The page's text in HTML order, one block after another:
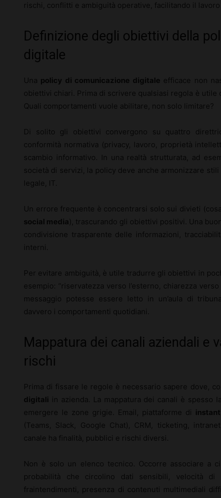
rischi, conflitti e ambiguità operative, facilitando il
Definizione degli obiettivi della
digitale
Una policy di comunicazione digitale efficace non
obiettivi chiari. Prima di scrivere qualsiasi regola è
Quali comportamenti vuole abilitare, non solo limitare?
Di solito gli obiettivi convergono su quattro
conformità normativa (privacy, lavoro, proprietà
scambio informativo. In una realtà strutturata, ad
società di servizi, la policy deve anche armonizzare
legale, IT.
Un errore frequente è concentrarsi solo sui divieti
social media ), trascurando gli obiettivi positivi. Una
condivisione trasparente delle informazioni,
interni.
Per evitare ambiguità, è utile tradurre gli obiettivi in
esempio: “riservatezza verso l’esterno, chiarezza
messaggio potesse essere letto in un’aula di
davvero i comportamenti quotidiani.
Mappatura dei canali aziendali e
rischi
Prima di fissare le regole è necessario sapere dove,
digitali in azienda. La mappatura dei canali è spesso
emergere le zone grigie. Email, piattaforme di
(Teams, Slack, Google Chat), CRM, ticketing,
canale ha finalità, pubblici e rischi diversi.
Non è solo un elenco tecnico. Occorre associare a
probabilità che circolino dati sensibili, velocità
fraintendimenti, presenza di contenuti multimediali